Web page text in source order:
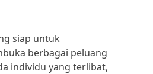
siap untuk
berbagai peluang
individu yang terlibat,